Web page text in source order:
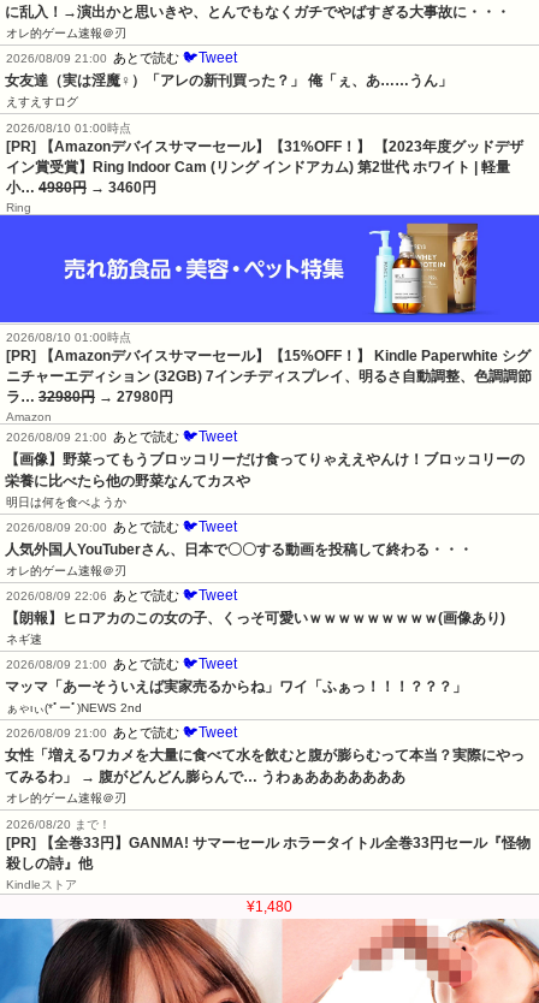
に乱入！→演出かと思いきや、とんでもなくガチでやばすぎる大事故に・・・
オレ的ゲーム速報＠刃
2026/08/09 21:00
あとで読む 🐦Tweet
女友達（実は淫魔♀）「アレの新刊買った？」 俺「ぇ、あ……うん」
えすえすログ
2026/08/10 01:00時点
[PR] 【Amazonデバイスサマーセール】【31%OFF！】 【2023年度グッドデザ
イン賞受賞】Ring Indoor Cam (リング インドアカム) 第2世代 ホワイト | 軽量
小… 4980円 → 3460円
Ring
2026/08/10 01:00時点
[PR] 【Amazonデバイスサマーセール】【15%OFF！】 Kindle Paperwhite シグ
ニチャーエディション (32GB) 7インチディスプレイ、明るさ自動調整、色調調節
ラ… 32980円 → 27980円
Amazon
2026/08/09 21:00
あとで読む 🐦Tweet
【画像】野菜ってもうブロッコリーだけ食ってりゃええやんけ！ブロッコリーの
栄養に比べたら他の野菜なんてカスや
明日は何を食べようか
2026/08/09 20:00
あとで読む 🐦Tweet
人気外国人YouTuberさん、日本で〇〇する動画を投稿して終わる・・・
オレ的ゲーム速報＠刃
2026/08/09 22:06
あとで読む 🐦Tweet
【朗報】ヒロアカのこの女の子、くっそ可愛いｗｗｗｗｗｗｗｗｗ(画像あり)
ネギ速
2026/08/09 21:00
あとで読む 🐦Tweet
マッマ「あーそういえば実家売るからね」ワイ「ふぁっ！！！？？？」
ぁゃιぃ(*ﾟーﾟ)NEWS 2nd
2026/08/09 21:00
あとで読む 🐦Tweet
女性「増えるワカメを大量に食べて水を飲むと腹が膨らむって本当？実際にやっ
てみるわ」 → 腹がどんどん膨らんで… うわぁあああああああ
オレ的ゲーム速報＠刃
2026/08/20 まで！
[PR]
【全巻33円】GANMA! サマーセール ホラータイトル全巻33円セール『怪物
殺しの詩』他
Kindleストア
¥1,480